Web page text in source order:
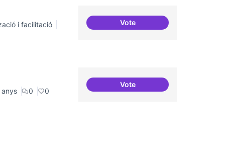
i facilitació
VoteGrades democràtiques
anys 0 0
VoteCanòdrom com a espai de